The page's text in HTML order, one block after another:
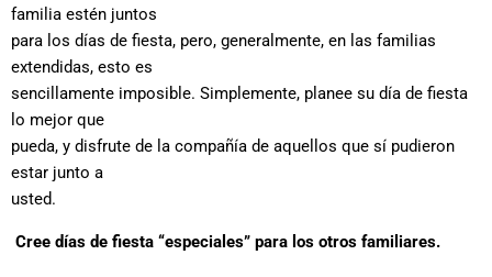
familia estén juntos
para los días de fiesta, pero, generalmente, en las familias
extendidas, esto es
sencillamente imposible. Simplemente, planee su día de fiesta
lo mejor que
pueda, y disfrute de la compañía de aquellos que sí pudieron
estar junto a
usted.
Cree días de fiesta “especiales” para los otros familiares.